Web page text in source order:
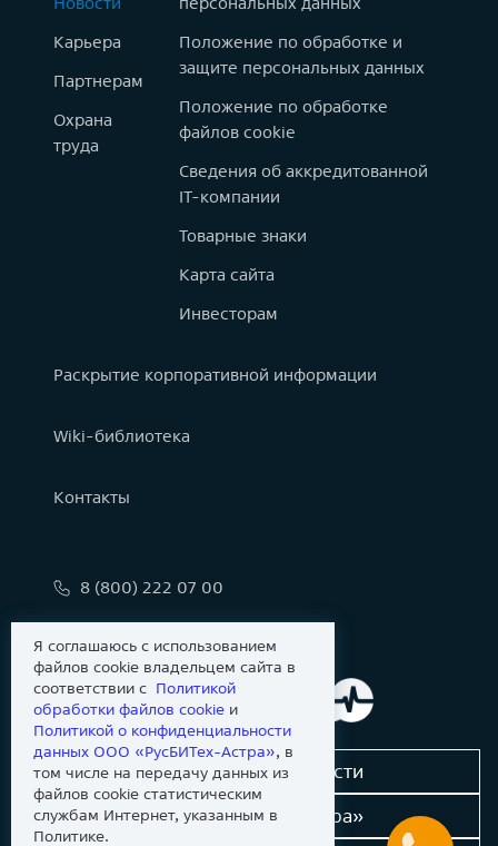
Карьера
Партнерам
Охрана
труда
Положение по обработке и
защите персональных данных
Положение по обработке
файлов cookie
Сведения об аккредитованной
IT-компании
Товарные знаки
Карта сайта
Инвесторам
Раскрытие корпоративной информации
Wiki-библиотека
Контакты
8 (800) 222 07 00
Сообщить об уязвимости
Новости «Группы Астра»
Я соглашаюсь с использованием
файлов cookie владельцем сайта в
соответствии с Политикой
обработки файлов сookie и
Политикой о конфиденциальности
данных ООО «РусБИТех-Астра», в
том числе на передачу данных из
файлов cookie статистическим
службам Интернет, указанным в
Политике.